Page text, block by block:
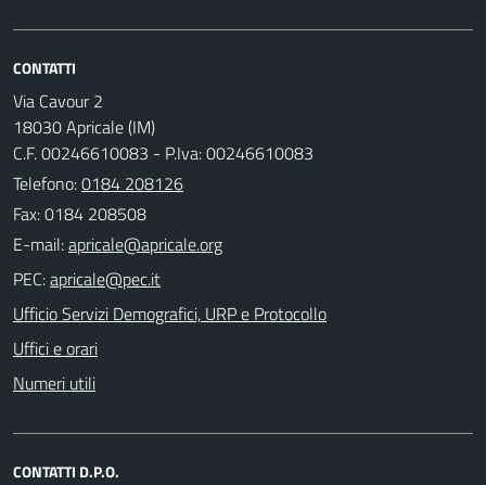
CONTATTI
Via Cavour 2
18030 Apricale (IM)
C.F. 00246610083 - P.Iva: 00246610083
Telefono:0184 208126
Fax: 0184 208508
E-mail:
PEC:
Ufficio Servizi Demografici, URP e Protocollo
Uffici e orari
Numeri utili
CONTATTI D.P.O.